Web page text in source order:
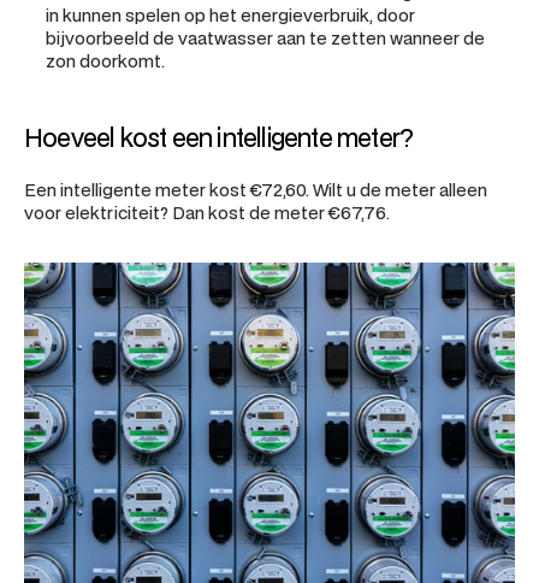
in kunnen spelen op het energieverbruik, door
bijvoorbeeld de vaatwasser aan te zetten wanneer de
zon doorkomt.
Hoeveel kost een intelligente meter?
Een intelligente meter kost €72,60. Wilt u de meter alleen
voor elektriciteit? Dan kost de meter €67,76.